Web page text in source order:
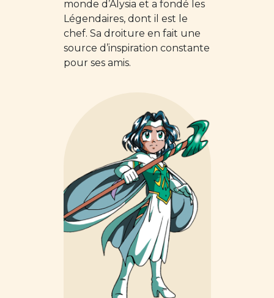
monde d’Alysia et a fondé les
Légendaires, dont il est le
chef. Sa droiture en fait une
source d’inspiration constante
pour ses amis.